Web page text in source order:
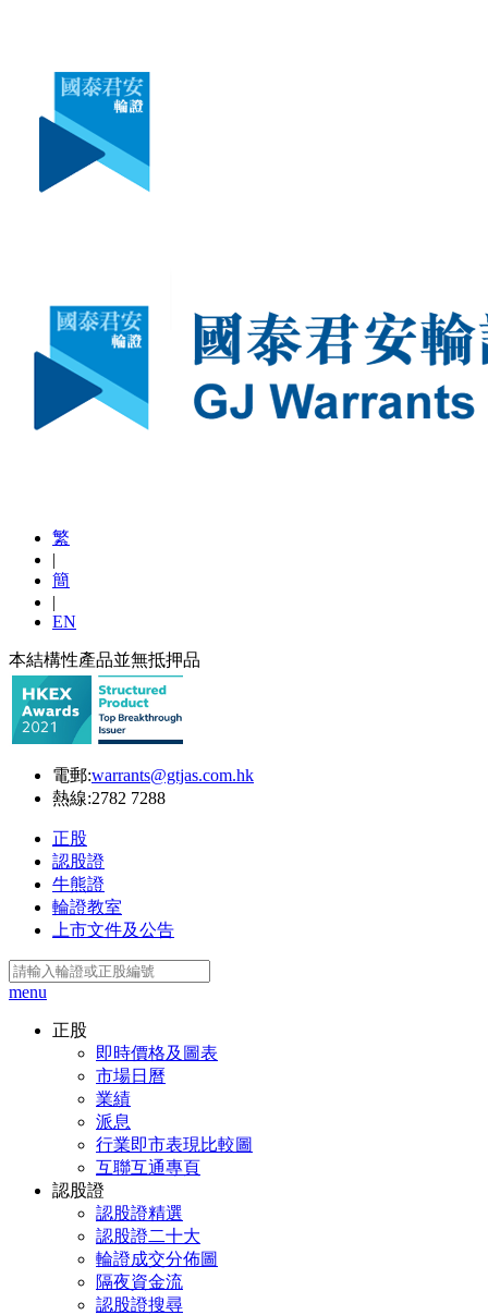
繁
|
簡
|
EN
本結構性產品並無抵押品
電郵:warrants@gtjas.com.hk
熱線:2782 7288
正股
認股證
牛熊證
輪證教室
上市文件及公告
menu
正股
即時價格及圖表
市場日曆
業績
派息
行業即市表現比較圖
互聯互通專頁
認股證
認股證精選
認股證二十大
輪證成交分佈圖
隔夜資金流
認股證搜尋